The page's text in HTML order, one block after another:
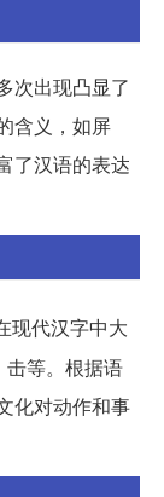
次出现凸显了
含义，如屏
了汉语的表达
现代汉字中大
击等。根据语
化对动作和事